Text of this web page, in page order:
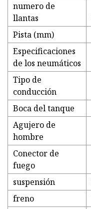
numero de
llantas
Pista (mm)
Especificaciones
de los neumáticos
Tipo de
conducción
Boca del tanque
Agujero de
hombre
Conector de
fuego
suspensión
freno